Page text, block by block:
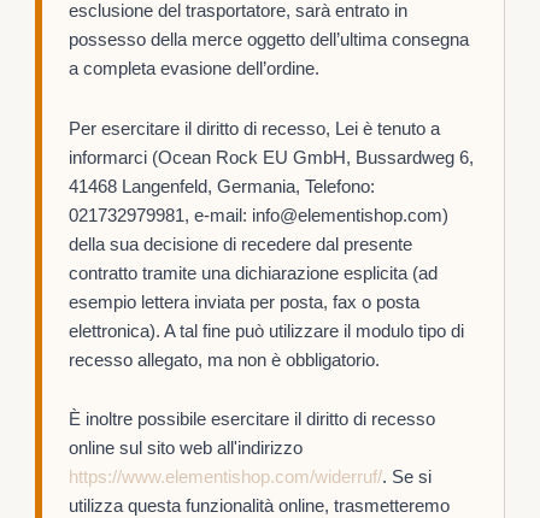
esclusione del trasportatore, sarà entrato in
possesso della merce oggetto dell’ultima consegna
a completa evasione dell’ordine.
Per esercitare il diritto di recesso, Lei è tenuto a
informarci (Ocean Rock EU GmbH, Bussardweg 6,
41468 Langenfeld, Germania, Telefono:
021732979981, e-mail: info@elementishop.com)
della sua decisione di recedere dal presente
contratto tramite una dichiarazione esplicita (ad
esempio lettera inviata per posta, fax o posta
elettronica). A tal fine può utilizzare il modulo tipo di
recesso allegato, ma non è obbligatorio.
È inoltre possibile esercitare il diritto di recesso
online sul sito web all'indirizzo
https://www.elementishop.com/widerruf/. Se si
utilizza questa funzionalità online, trasmetteremo